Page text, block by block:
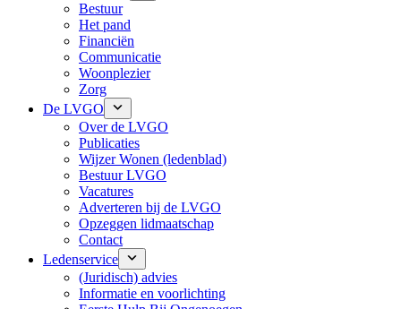
Bestuur
Het pand
Financiën
Communicatie
Woonplezier
Zorg
De LVGO
Over de LVGO
Publicaties
Wijzer Wonen (ledenblad)
Bestuur LVGO
Vacatures
Adverteren bij de LVGO
Opzeggen lidmaatschap
Contact
Ledenservice
(Juridisch) advies
Informatie en voorlichting